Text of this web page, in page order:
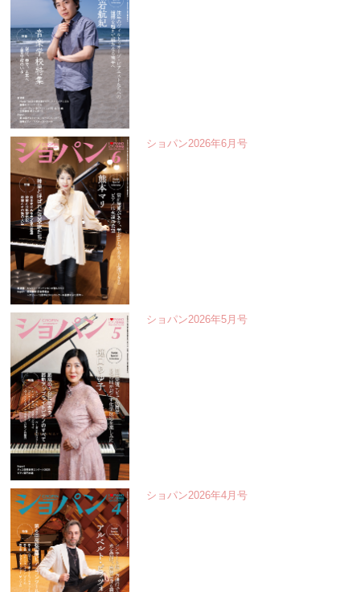
ショパン2026年6月号
ショパン2026年5月号
ショパン2026年4月号